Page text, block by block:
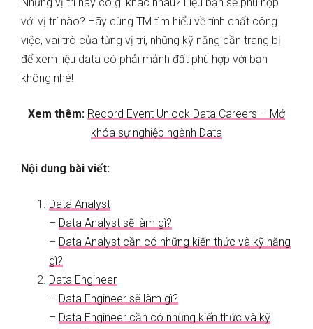
với vị trí nào? Hãy cùng TM tìm hiểu về tính chất công
việc, vai trò của từng vị trí, những kỹ năng cần trang bị
để xem liệu data có phải mảnh đất phù hợp với bạn
không nhé!
Xem thêm: Record Event Unlock Data Careers – Mở
khóa sự nghiệp ngành Data
Nội dung bài viết:
Data Analyst
– Data Analyst sẽ làm gì?
– Data Analyst cần có những kiến thức và kỹ năng
gì?
Data Engineer
– Data Engineer sẽ làm gì?
– Data Engineer cần có những kiến thức và kỹ